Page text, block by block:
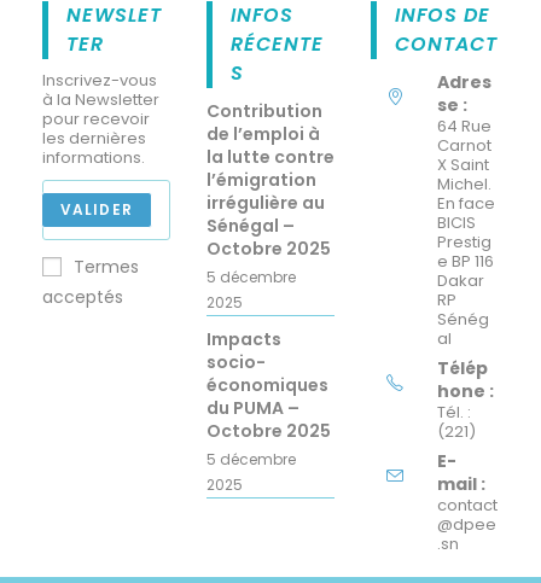
NEWSLET
TER
Inscrivez-vous
à la Newsletter
pour recevoir
les dernières
informations.
VALIDER
Termes
acceptés
INFOS
RÉCENTE
S
Contribution
de l’emploi à
la lutte contre
l’émigration
irrégulière au
Sénégal –
Octobre 2025
5 décembre
2025
Impacts
socio-
économiques
du PUMA –
Octobre 2025
5 décembre
2025
INFOS DE
CONTACT
Adres
se :
64 Rue
Carnot
X Saint
Michel.
En face
BICIS
Prestig
e BP 116
Dakar
RP
Sénég
al
Télép
hone :
Tél. :
(221)
E-
mail :
contact
@dpee
.sn